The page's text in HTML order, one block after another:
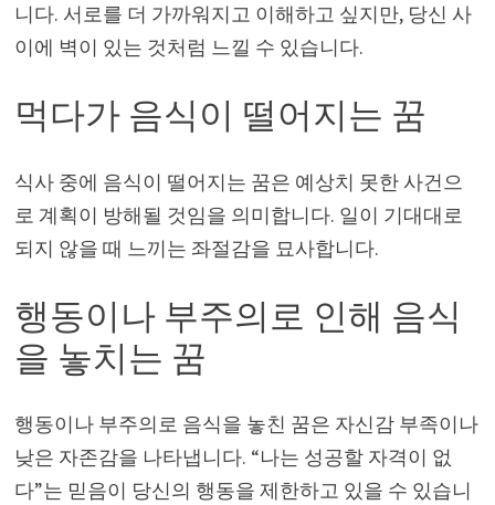
니다. 서로를 더 가까워지고 이해하고 싶지만, 당신 사
이에 벽이 있는 것처럼 느낄 수 있습니다.
먹다가 음식이 떨어지는 꿈
식사 중에 음식이 떨어지는 꿈은 예상치 못한 사건으
로 계획이 방해될 것임을 의미합니다. 일이 기대대로
되지 않을 때 느끼는 좌절감을 묘사합니다.
행동이나 부주의로 인해 음식
을 놓치는 꿈
행동이나 부주의로 음식을 놓친 꿈은 자신감 부족이나
낮은 자존감을 나타냅니다. “나는 성공할 자격이 없
다”는 믿음이 당신의 행동을 제한하고 있을 수 있습니